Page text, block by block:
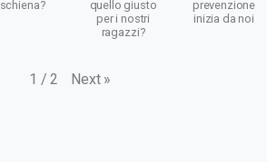
schiena?
quello giusto
per i nostri
ragazzi?
prevenzione
inizia da noi
1 / 2 Next »